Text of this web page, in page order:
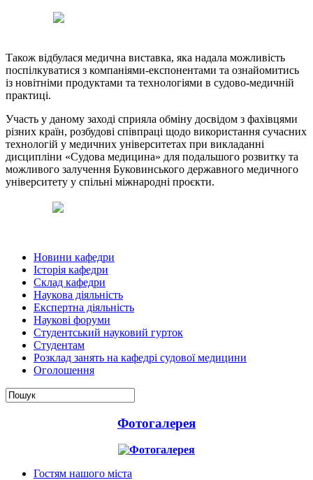
Також відбулася медична виставка, яка надала можливість
поспілкуватися з компаніями-експонентами та ознайомитись
із новітніми продуктами та технологіями в судово-медичній
практиці.
Участь у даному заході сприяла обміну досвідом з фахівцями
різних країн, розбудові співпраці щодо використання сучасних
технологій у медичних університетах при викладанні
дисципліни «Судова медицина» для подальшого розвитку та
можливого залучення Буковинського державного медичного
університету у спільні міжнародні проєкти.
Новини кафедри
Історія кафедри
Склад кафедри
Наукова діяльність
Експертна діяльність
Наукові форуми
Студентський науковий гурток
Студентам
Розклад занять на кафедрі судової медицини
Оголошення
Фотогалерея
Гостям нашого міста